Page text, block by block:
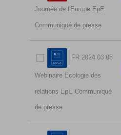
Journée de l'Europe EpE
Communiqué de presse
FR 2024 03 08
Webinaire Ecologie des
relations EpE Communiqué
de presse